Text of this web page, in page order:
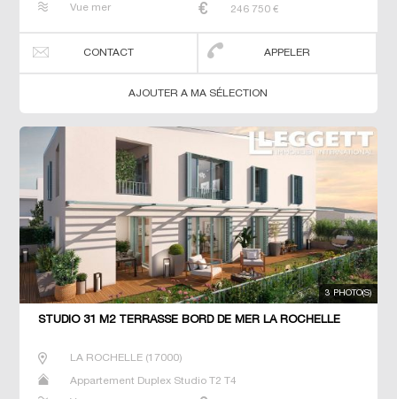
Vue mer 246 750 €
CONTACT APPELER
AJOUTER A MA SÉLECTION
3 PHOTO(S)
STUDIO 31 M2 TERRASSE BORD DE MER LA ROCHELLE
LA ROCHELLE(17000)
Appartement Duplex Studio T2 T4